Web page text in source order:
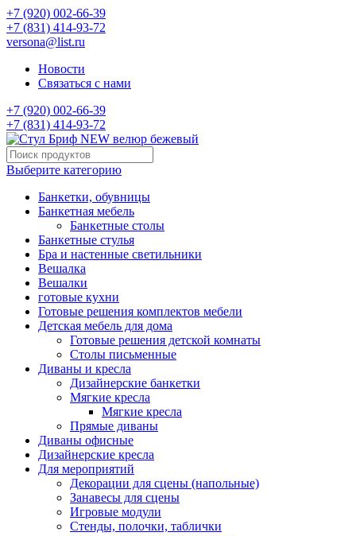
+7 (920) 002-66-39
+7 (831) 414-93-72
versona@list.ru
Новости
Связаться с нами
+7 (920) 002-66-39
+7 (831) 414-93-72
Выберите категорию
Банкетки, обувницы
Банкетная мебель
Банкетные столы
Банкетные стулья
Бра и настенные светильники
Вешалка
Вешалки
готовые кухни
Готовые решения комплектов мебели
Детская мебель для дома
Готовые решения детской комнаты
Столы письменные
Диваны и кресла
Дизайнерские банкетки
Мягкие кресла
Мягкие кресла
Прямые диваны
Диваны офисные
Дизайнерские кресла
Для мероприятий
Декорации для сцены (напольные)
Занавесы для сцены
Игровые модули
Стенды, полочки, таблички